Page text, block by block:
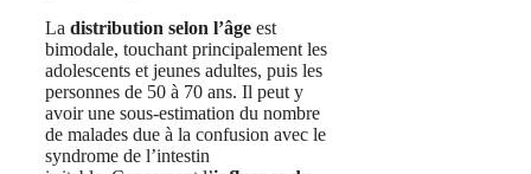
La distribution selon l’âge est
bimodale, touchant principalement les
adolescents et jeunes adultes, puis les
personnes de 50 à 70 ans. Il peut y
avoir une sous-estimation du nombre
de malades due à la confusion avec le
syndrome de l’intestin